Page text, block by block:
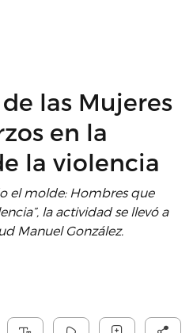
las Mujeres
en la
la violencia
el molde: Hombres que
la actividad se llevó a
Manuel González.